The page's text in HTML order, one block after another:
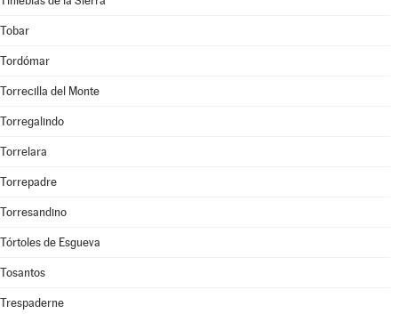
Tobar
Tordómar
Torrecilla del Monte
Torregalindo
Torrelara
Torrepadre
Torresandino
Tórtoles de Esgueva
Tosantos
Trespaderne